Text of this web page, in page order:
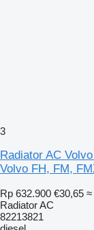
3
Radiator AC
Volvo FH, FM,
Rp 632.900 €30,65 ≈
Radiator AC
82213821